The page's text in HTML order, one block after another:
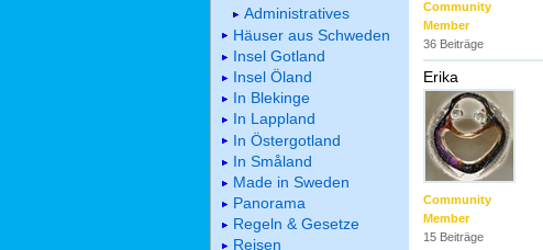
Community
Member
36 Beiträge
Erika
Community
Member
15 Beiträge
Administratives
Häuser aus Schweden
Insel Gotland
Insel Öland
In Blekinge
In Lappland
In Östergotland
In Småland
Made in Sweden
Panorama
Regeln & Gesetze
Reisen